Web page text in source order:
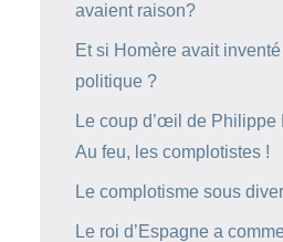
avaient raison?
Et si Homère avait
politique ?
Le coup d’œil de Philippe
Au feu, les complotistes !
Le complotisme sous
Le roi d’Espagne a